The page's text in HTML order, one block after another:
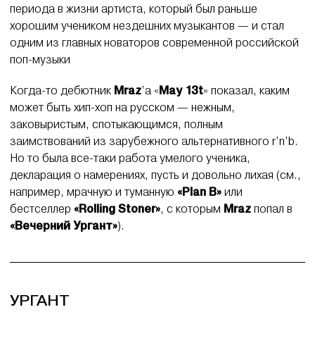
периода в жизни артиста, который был раньше
хорошим учеником нездешних музыкантов — и стал
одним из главных новаторов современной российской
поп-музыки
Когда-то дебютник Mraz’а «May 13t» показал, каким
может быть хип-хоп на русском — нежным,
заковыристым, спотыкающимся, полным
заимствований из зарубежного альтернативного r’n’b.
Но то была все-таки работа умелого ученика,
декларация о намерениях, пусть и довольно лихая (см.,
например, мрачную и туманную «Plan B» или
бестселлер «Rolling Stoner», с которым Mraz попал в
«Вечерний Ургант»).
УРГАНТ